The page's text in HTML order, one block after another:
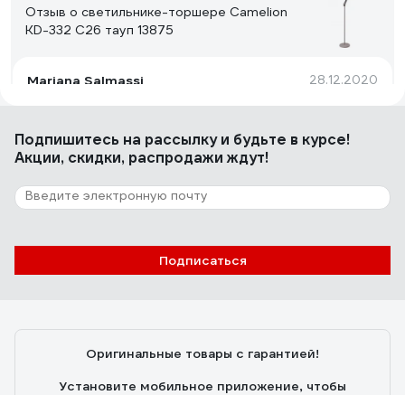
Отзыв о светильнике-торшере Camelion
KD-332 C26 тауп 13875
Mariana Salmassi 28.12.2020
Достоинства: Мне понравился торшер удобством
работает
8 отзывов
С08 New York серый 40Вт металл 13050
направлять свет, легко собрать
Подпишитесь на рассылкуи будьте в курсе!
Акции, скидки, распродажи ждут!
Подписаться
Оригинальные товары с гарантией!
Установите мобильное приложение, чтобы